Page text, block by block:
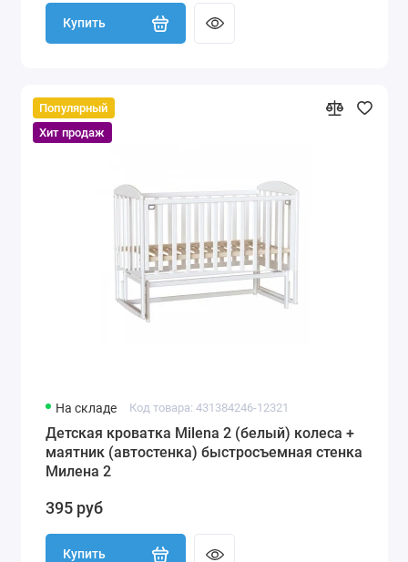
Купить
Популярный
Хит продаж
На складе Код товара: 431384246-12321
Детская кроватка Milena 2 (белый) колеса +
маятник (автостенка) быстросъемная стенка
Милена 2
395 руб
Купить